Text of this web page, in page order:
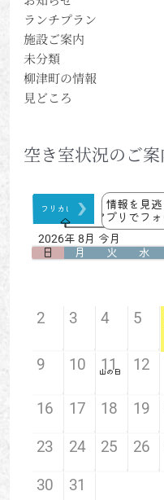
ランチプラン
施設ご案内
未分類
柳津町の情報
見どころ
空き室状況のご案